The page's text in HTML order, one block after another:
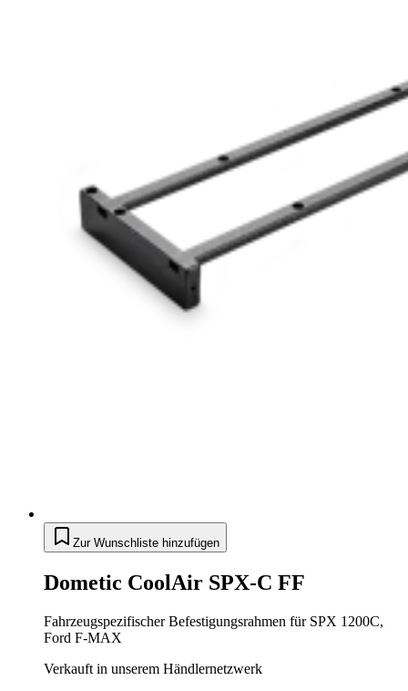
Zur Wunschliste hinzufügen
Dometic CoolAir SPX-C FF
Fahrzeugspezifischer Befestigungsrahmen für SPX 1200C,
Ford F-MAX
Verkauft in unserem Händlernetzwerk